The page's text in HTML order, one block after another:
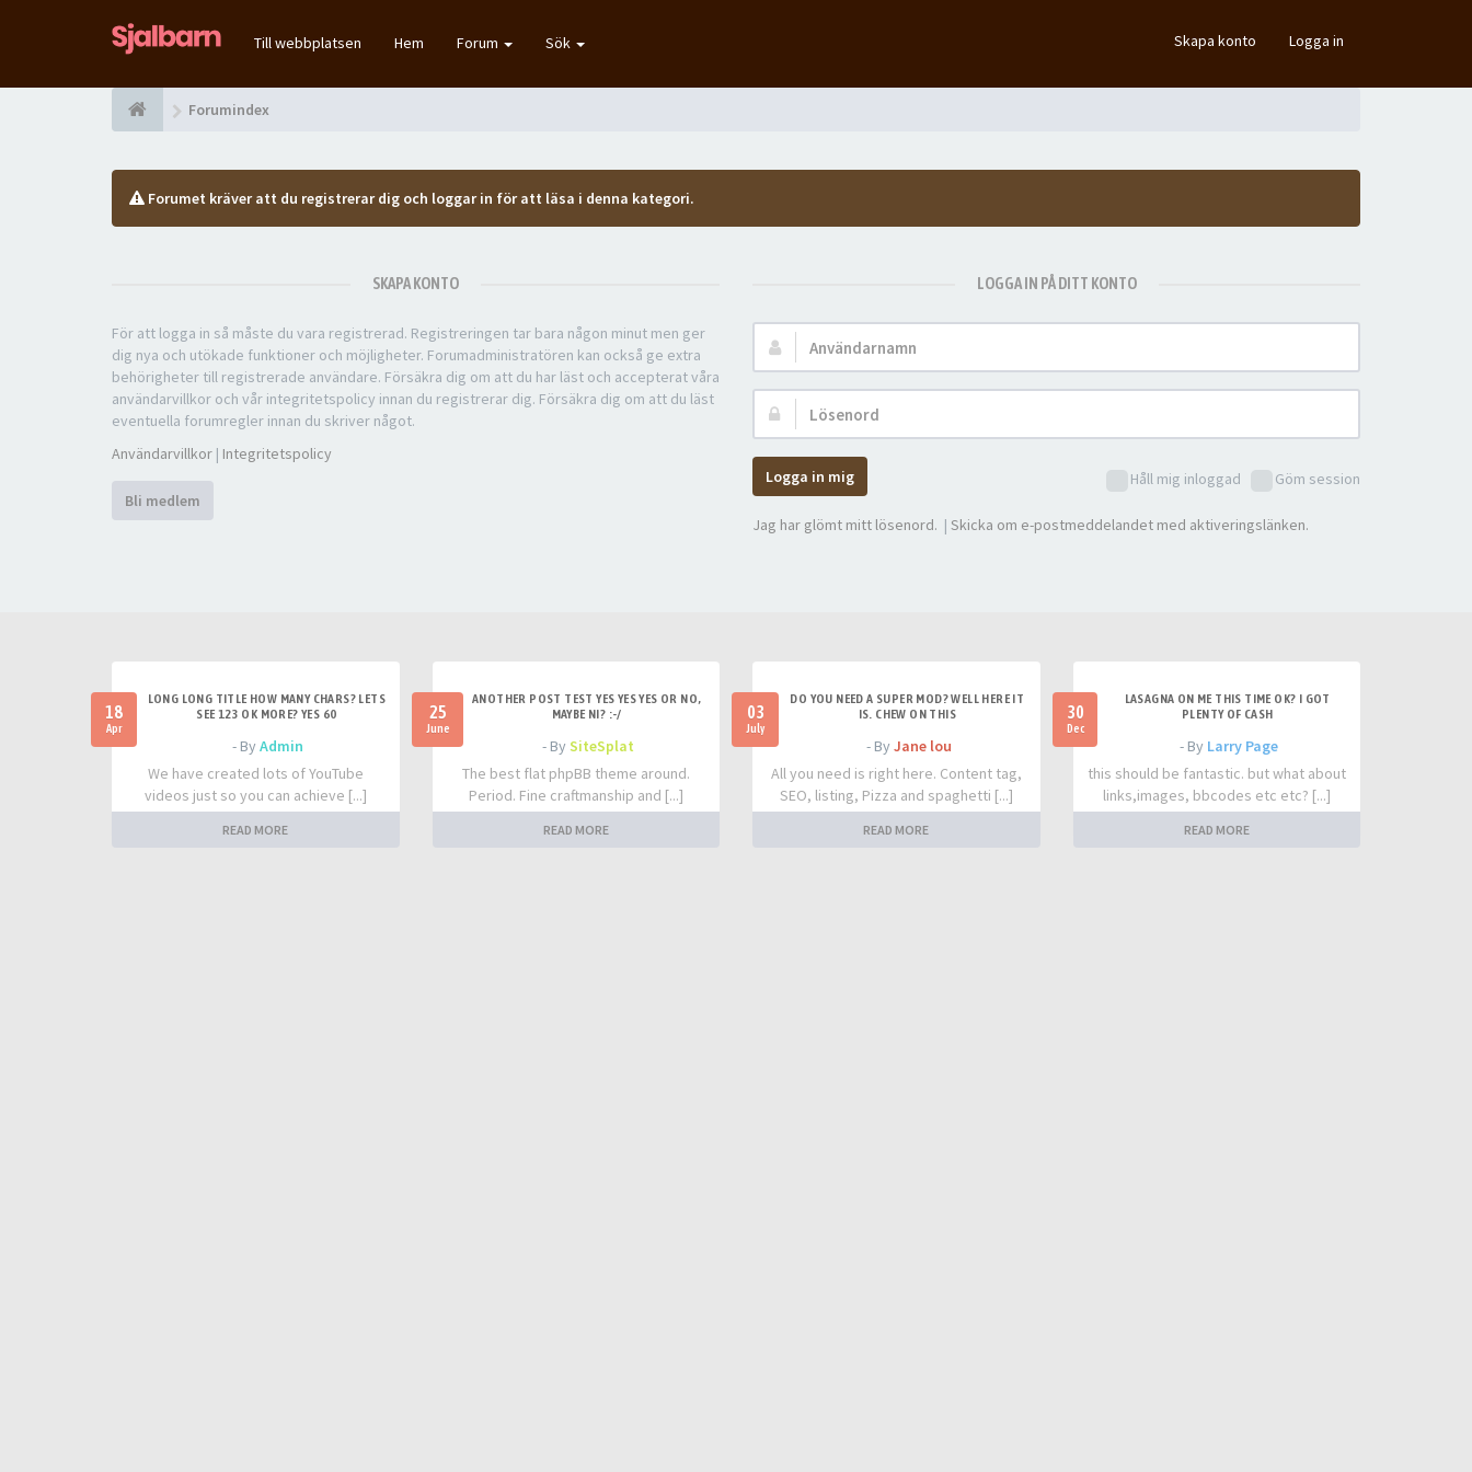
Till webbplatsen Hem Forum Sök Skapa konto Logga in
Forumindex
Forumet kräver att du registrerar dig och loggar in för att läsa i denna kategori.
SKAPA KONTO
För att logga in så måste du vara registrerad. Registreringen tar bara någon minut men ger
dig nya och utökade funktioner och möjligheter. Forumadministratören kan också ge extra
behörigheter till registrerade användare. Försäkra dig om att du har läst och accepterat våra
användarvillkor och vår integritetspolicy innan du registrerar dig. Försäkra dig om att du läst
eventuella forumregler innan du skriver något.
Användarvillkor | Integritetspolicy
Bli medlem
LOGGA IN PÅ DITT KONTO
Användarnamn:
Lösenord:
Håll mig inloggad Göm session
Logga in mig
Jag har glömt mitt lösenord. | Skicka om e-postmeddelandet med aktiveringslänken.
18
Apr
LONG LONG TITLE HOW MANY CHARS? LETS
SEE 123 OK MORE? YES 60
- ByAdmin
We have created lots of YouTube
videos just so you can achieve [...]
READ MORE
25
June
ANOTHER POST TEST YES YES YES OR NO,
MAYBE NI? :-/
- BySiteSplat
The best flat phpBB theme around.
Period. Fine craftmanship and [...]
READ MORE
03
July
DO YOU NEED A SUPER MOD? WELL HERE IT
IS. CHEW ON THIS
- By Jane lou
All you need is right here. Content tag,
SEO, listing, Pizza and spaghetti [...]
READ MORE
30
Dec
LASAGNA ON ME THIS TIME OK? I GOT
PLENTY OF CASH
- By Larry Page
this should be fantastic. but what about
links,images, bbcodes etc etc? [...]
READ MORE